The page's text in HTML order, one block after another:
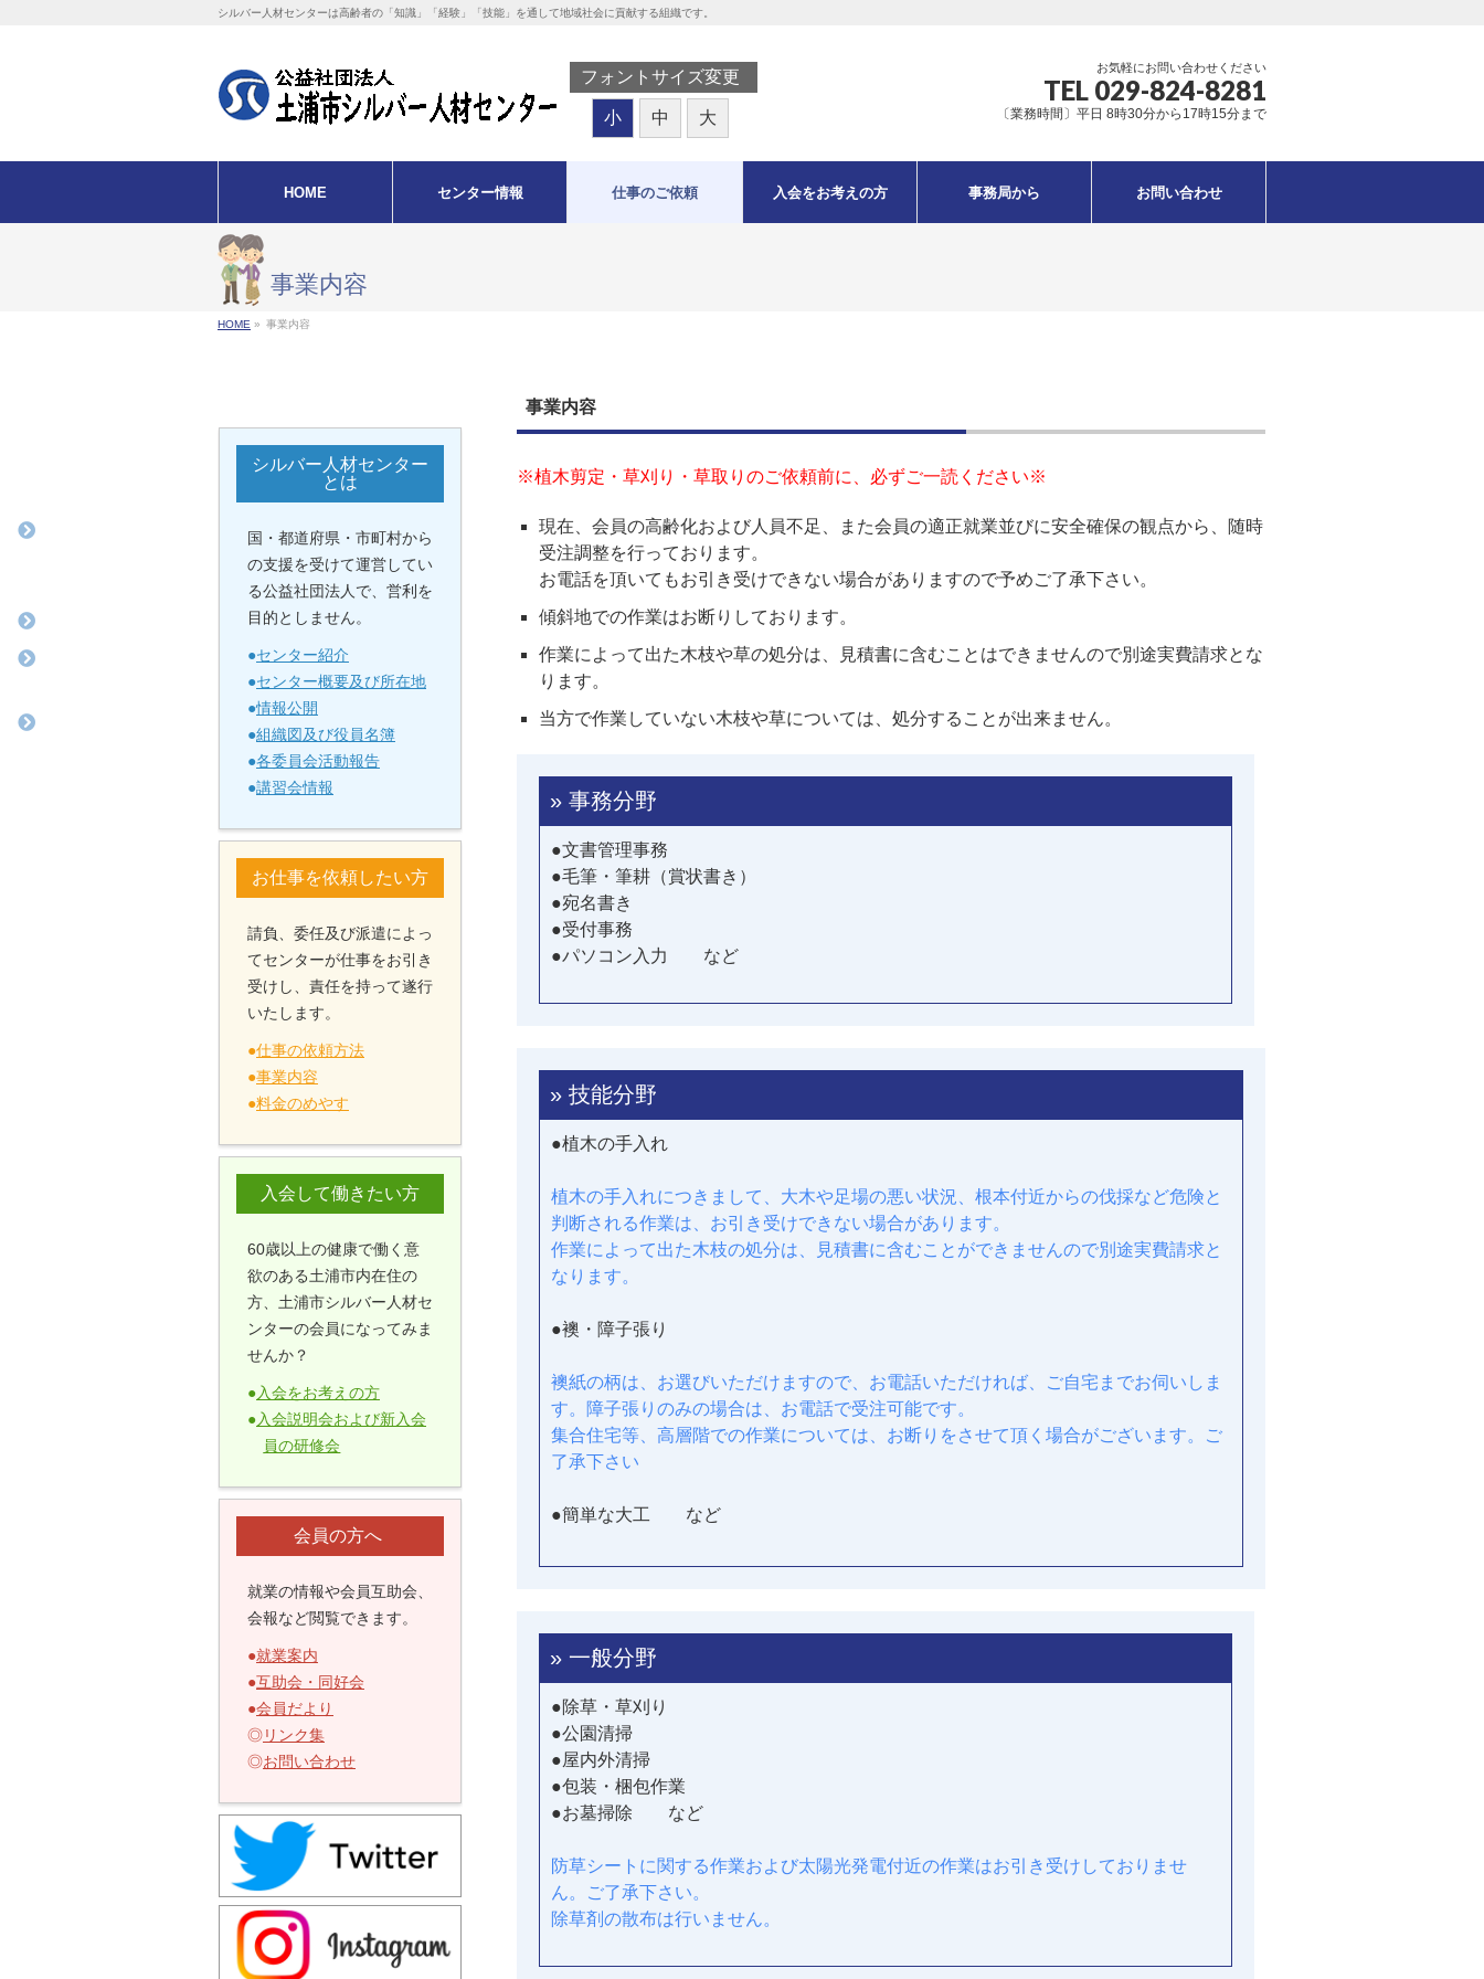
シルバー人材センターは高齢者の「知識」「経験」「技能」を通して地域社会に貢献する組織です。
フォントサイズ変更
小 中 大
お気軽にお問い合わせください
TEL 029-824-8281
〔業務時間〕平日 8時30分から17時15分まで
HOME センター情報 仕事のご依頼 入会をお考えの方 事務局から お問い合わせ
事業内容
HOME » 事業内容
事業内容
※植木剪定・草刈り・草取りのご依頼前に、必ずご一読ください※
現在、会員の高齢化および人員不足、また会員の適正就業並びに安全確保の観点から、随時
受注調整を行っております。
お電話を頂いてもお引き受けできない場合がありますので予めご了承下さい。
傾斜地での作業はお断りしております。
作業によって出た木枝や草の処分は、見積書に含むことはできませんので別途実費請求とな
ります。
当方で作業していない木枝や草については、処分することが出来ません。
» 事務分野
●文書管理事務
●毛筆・筆耕（賞状書き）
●宛名書き
●受付事務
●パソコン入力 など
» 技能分野
●植木の手入れ
植木の手入れにつきまして、大木や足場の悪い状況、根本付近からの伐採など危険と
判断される作業は、お引き受けできない場合があります。
作業によって出た木枝の処分は、見積書に含むことができませんので別途実費請求と
なります。
●襖・障子張り
襖紙の柄は、お選びいただけますので、お電話いただければ、ご自宅までお伺いしま
す。障子張りのみの場合は、お電話で受注可能です。
集合住宅等、高層階での作業については、お断りをさせて頂く場合がございます。ご
了承下さい
●簡単な大工 など
» 一般分野
●除草・草刈り
●公園清掃
●屋内外清掃
●包装・梱包作業
●お墓掃除 など
防草シートに関する作業および太陽光発電付近の作業はお引き受けしておりませ
ん。ご了承下さい。
除草剤の散布は行いません。
シルバー人材センター
とは
国・都道府県・市町村から
の支援を受けて運営してい
る公益社団法人で、営利を
目的としません。
●センター紹介
●センター概要及び所在地
●情報公開
●組織図及び役員名簿
●各委員会活動報告
●講習会情報
お仕事を依頼したい方
請負、委任及び派遣によっ
てセンターが仕事をお引き
受けし、責任を持って遂行
いたします。
●仕事の依頼方法
●事業内容
●料金のめやす
入会して働きたい方
60歳以上の健康で働く意
欲のある土浦市内在住の
方、土浦市シルバー人材セ
ンターの会員になってみま
せんか？
●入会をお考えの方
●入会説明会および新入会
員の研修会
会員の方へ
就業の情報や会員互助会、
会報など閲覧できます。
●就業案内
●互助会・同好会
●会員だより
◎リンク集
◎お問い合わせ